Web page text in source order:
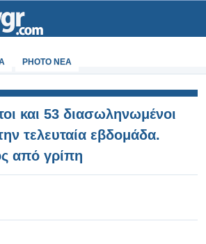
PHOTO NEA
και 53 διασωληνωμένοι
τελευταία εβδομάδα.
από γρίπη